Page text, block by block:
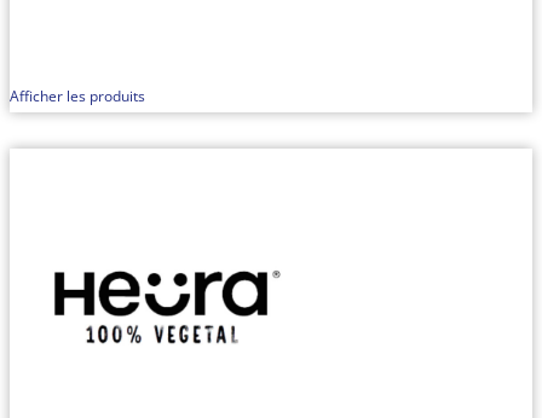
Afficher les produits